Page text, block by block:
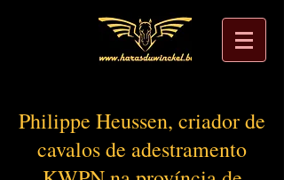
Philippe Heussen, criador de
cavalos de adestramento